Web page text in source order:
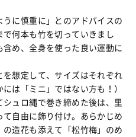
うに慎重に」とのアドバイスの
何本も竹を切っていきまし
め、全身を使った良い運動に
想定して、サイズはそれぞれ
は「ミニ」ではない方も！）
ュロ縄で巻き締めた後は、里
自由に飾り付け。あらかじめ
造花も添えて「松竹梅」のめ